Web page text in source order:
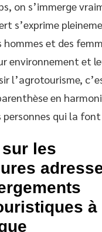
on s’immerge
s’exprime
hommes et des
environnement et
l’agrotourisme,
en
qui la font
les
à